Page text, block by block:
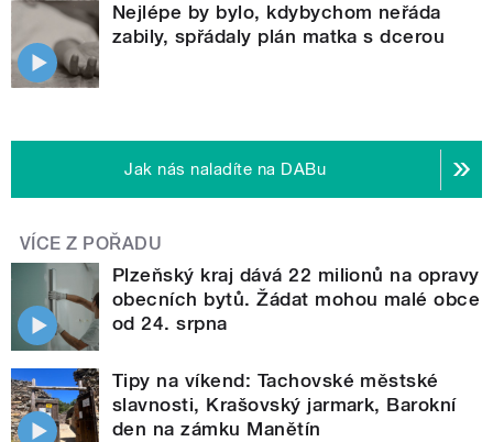
Nejlépe by bylo, kdybychom neřáda
zabily, spřádaly plán matka s dcerou
Jak nás naladíte na DABu
VÍCE Z POŘADU
Plzeňský kraj dává 22 milionů na opravy
obecních bytů. Žádat mohou malé obce
od 24. srpna
Tipy na víkend: Tachovské městské
slavnosti, Krašovský jarmark, Barokní
den na zámku Manětín